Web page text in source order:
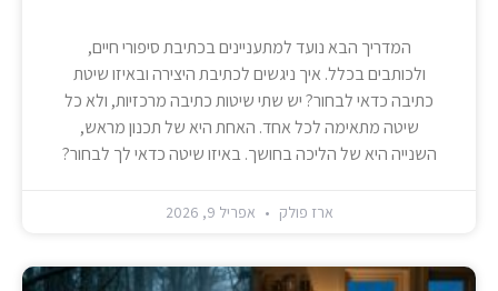
המדריך הבא נועד למתעניינים בכתיבת סיפורי חיים,
ולכותבים בכלל. איך ניגשים לכתיבת היצירה ובאיזו שיטת
כתיבה כדאי לבחור? יש שתי שיטות כתיבה מרכזיות, ולא כל
שיטה מתאימה לכל אחד. האחת היא של תכנון מראש,
השנייה היא של הליכה בחושך. באיזו שיטה כדאי לך לבחור?
ארז פולק אפריל 9, 2026